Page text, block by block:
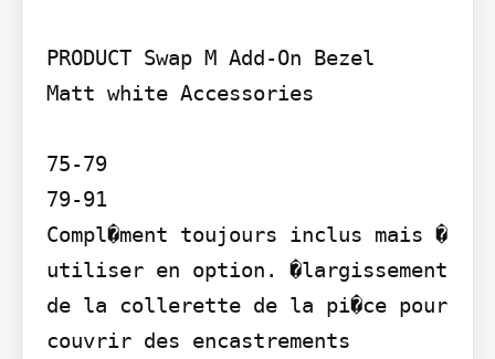
PRODUCT Swap M Add-On Bezel
Matt white Accessories
75-79
79-91
Compl�ment toujours inclus mais �
utiliser en option. �largissement
de la collerette de la pi�ce pour
couvrir des encastrements